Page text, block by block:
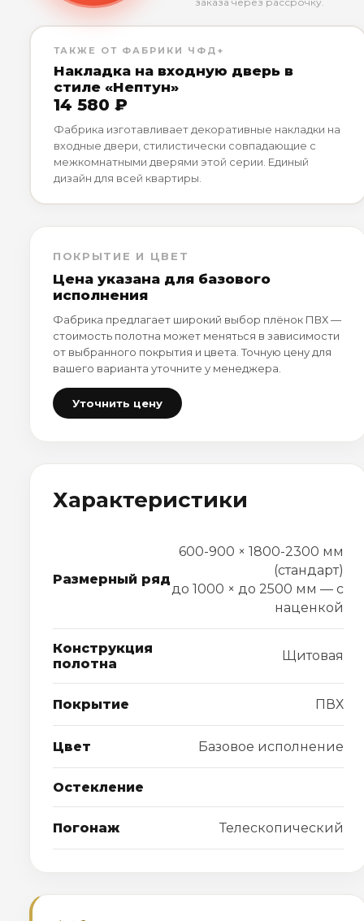
ТАКЖЕ ОТ ФАБРИКИ ЧФД+
Накладка на входную дверь в
стиле «Нептун»
14 580 ₽
Фабрика изготавливает декоративные накладки на
входные двери, стилистически совпадающие с
межкомнатными дверями этой серии. Единый
дизайн для всей квартиры.
ПОКРЫТИЕ И ЦВЕТ
Цена указана для базового
исполнения
Фабрика предлагает широкий выбор плёнок ПВХ —
стоимость полотна может меняться в зависимости
от выбранного покрытия и цвета. Точную цену для
вашего варианта уточните у менеджера.
Уточнить цену
Характеристики
Размерный ряд
600-900 × 1800-2300 мм
(стандарт)
до 1000 × до 2500 мм — с
наценкой
Конструкция
полотна
Щитовая
Покрытие ПВХ
Цвет Базовое исполнение
Остекление
Погонаж Телескопический